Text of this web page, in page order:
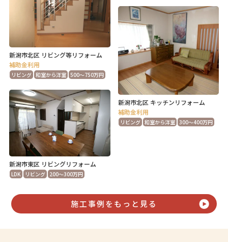
新潟市北区 リビング等リフォーム
補助金利用
リビング 和室から洋室 500～750万円
新潟市北区 キッチンリフォーム
補助金利用
リビング 和室から洋室 300～400万円
新潟市東区 リビングリフォーム
LDK リビング 200～300万円
施工事例をもっと見る